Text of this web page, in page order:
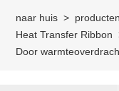
naar huis > producten
Heat Transfer Ribbon
Door